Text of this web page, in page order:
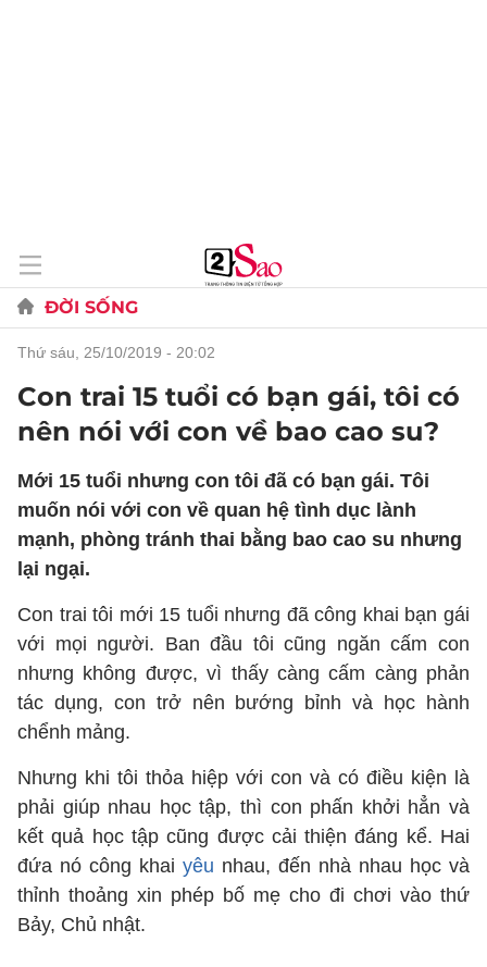
ĐỜI SỐNG
thứ sáu, 25/10/2019 - 20:02
Con trai 15 tuổi có bạn gái, tôi có
nên nói với con về bao cao su?
Mới 15 tuổi nhưng con tôi đã có bạn gái. Tôi
muốn nói với con về quan hệ tình dục lành
mạnh, phòng tránh thai bằng bao cao su nhưng
lại ngại.
Con trai tôi mới 15 tuổi nhưng đã công khai bạn gái
với mọi người. Ban đầu tôi cũng ngăn cấm con
nhưng không được, vì thấy càng cấm càng phản
tác dụng, con trở nên bướng bỉnh và học hành
chểnh mảng.
Nhưng khi tôi thỏa hiệp với con và có điều kiện là
phải giúp nhau học tập, thì con phấn khởi hẳn và
kết quả học tập cũng được cải thiện đáng kể. Hai
đứa nó công khai yêu nhau, đến nhà nhau học và
thỉnh thoảng xin phép bố mẹ cho đi chơi vào thứ
Bảy, Chủ nhật.